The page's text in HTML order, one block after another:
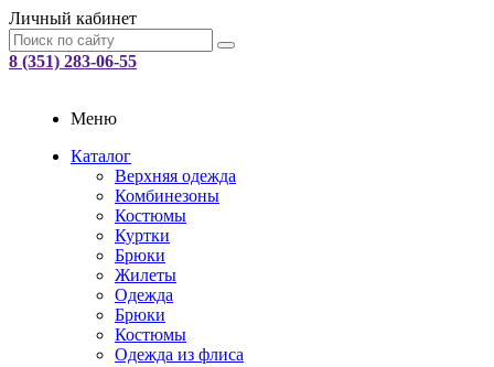
Личный кабинет
8 (351) 283-06-55
Меню
Каталог
Верхняя одежда
Комбинезоны
Костюмы
Куртки
Брюки
Жилеты
Одежда
Брюки
Костюмы
Одежда из флиса